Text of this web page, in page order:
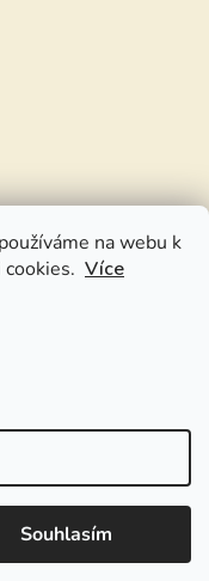
na webu k
Více
Souhlasím